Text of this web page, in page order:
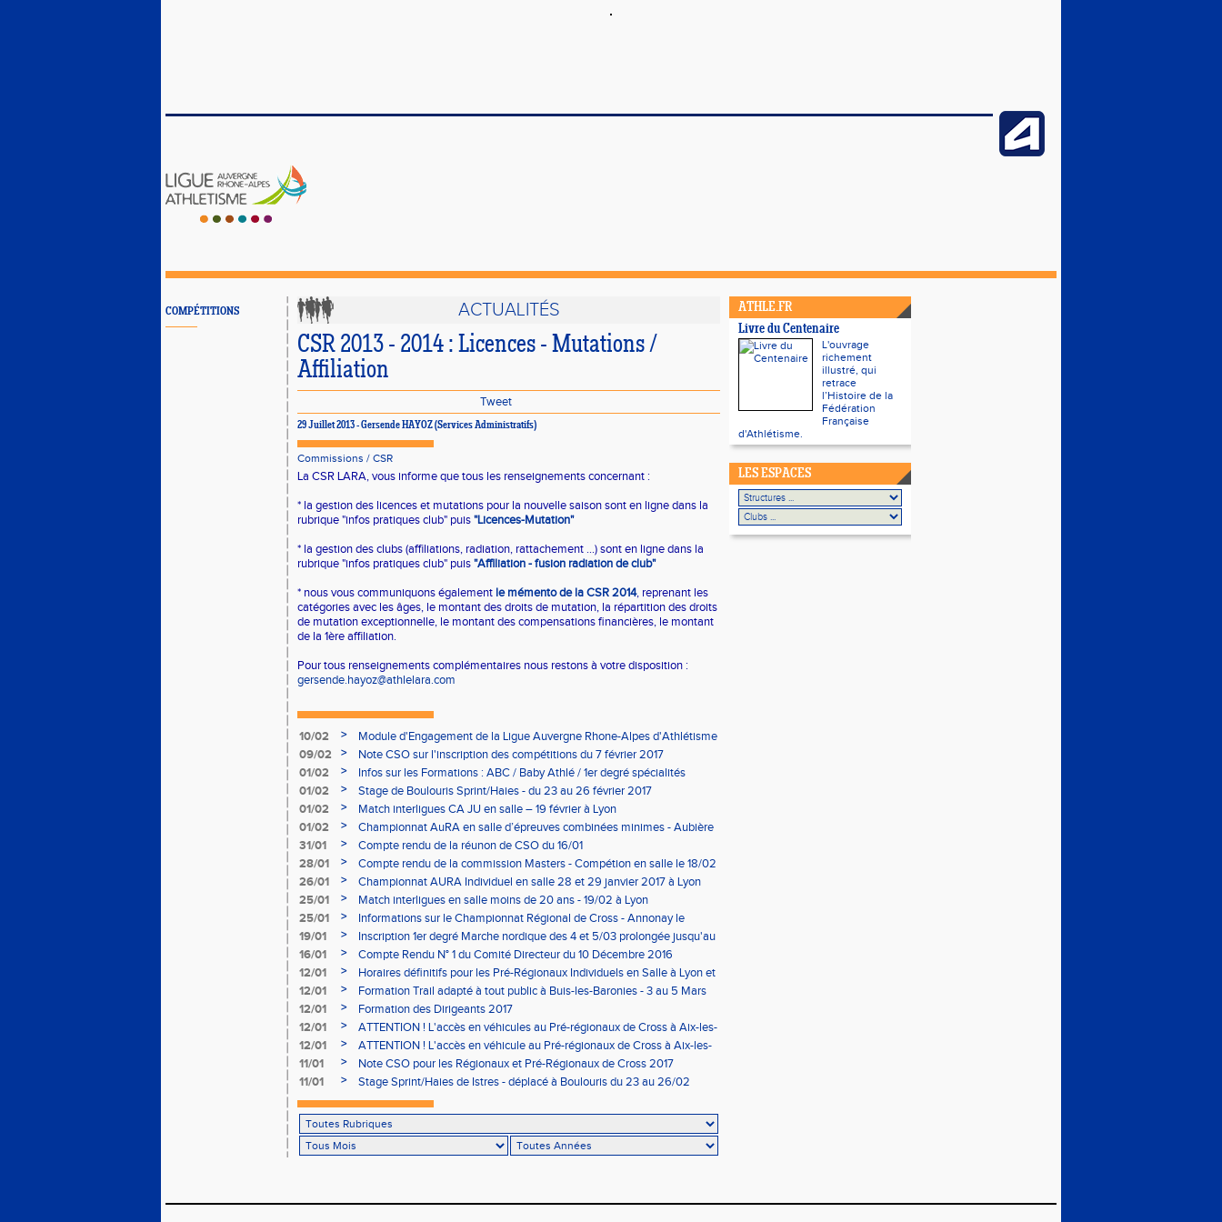
COMPÉTITIONS ACTUALITÉS
CSR 2013 - 2014 : Licences - Mutations /
Affiliation
Tweet
29 Juillet 2013 - Gersende HAYOZ (Services Administratifs)
Commissions / CSR
La CSR LARA, vous informe que tous les renseignements concernant :
* la gestion des licences et mutations pour la nouvelle saison sont en ligne dans la
rubrique "infos pratiques club" puis"Licences-Mutation"
* la gestion des clubs (affiliations, radiation, rattachement ...) sont en ligne dans la
rubrique "infos pratiques club" puis"Affiliation - fusion radiation de club"
* nous vous communiquons également le mémento de la CSR 2014, reprenant les
catégories avec les âges, le montant des droits de mutation, la répartition des droits
de mutation exceptionnelle, le montant des compensations financières, le montant
de la 1ère affiliation.
Pour tous renseignements complémentaires nous restons à votre disposition :
gersende.hayoz@athlelara.com
10/02 >
Module d'Engagement de la Ligue Auvergne Rhone-Alpes d'Athlétisme
09/02
>
Note CSO sur l'inscription des compétitions du 7 février 2017
01/02
>
Infos sur les Formations : ABC / Baby Athlé / 1er degré spécialités
01/02
>
Stage de Boulouris Sprint/Haies - du 23 au 26 février 2017
01/02
>
Match interligues CA JU en salle – 19 février à Lyon
01/02
>
Championnat AuRA en salle d’épreuves combinées minimes - Aubière
- le 12 février
31/01 >
Compte rendu de la réunon de CSO du 16/01
28/01
>
Compte rendu de la commission Masters - Compétion en salle le 18/02
à Bourgoin
26/01 >
Championnat AURA Individuel en salle 28 et 29 janvier 2017 à Lyon
25/01
>
Match interligues en salle moins de 20 ans - 19/02 à Lyon
25/01
>
Informations sur le Championnat Régional de Cross - Annonay le
05/02
19/01 >
Inscription 1er degré Marche nordique des 4 et 5/03 prolongée jusqu'au
03/02 (sous condition)
16/01 >
Compte Rendu N° 1 du Comité Directeur du 10 Décembre 2016
12/01
>
Horaires définitifs pour les Pré-Régionaux Individuels en Salle à Lyon et
Aubière
12/01 >
Formation Trail adapté à tout public à Buis-les-Baronies - 3 au 5 Mars
12/01
>
Formation des Dirigeants 2017
12/01
>
ATTENTION ! L'accès en véhicules au Pré-régionaux de Cross à Aix-les-
Bains sera réglementé
12/01 >
ATTENTION ! L'accès en véhicule au Pré-régionaux de Cross à Aix-les-
Bains sera réglementé
11/01 >
Note CSO pour les Régionaux et Pré-Régionaux de Cross 2017
11/01
> Stage Sprint/Haies de Istres - déplacé à Boulouris du 23 au 26/02
ATHLE.FR
Livre du Centenaire
L'ouvrage
richement
illustré, qui
retrace
l’Histoire de la
Fédération
Française
d'Athlétisme.
LES ESPACES